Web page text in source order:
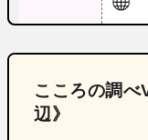
こころの調べ
辺》